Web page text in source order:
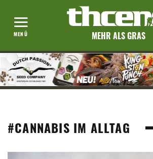
MEHR ALS GRAS
#CANNABIS IM ALLTAG